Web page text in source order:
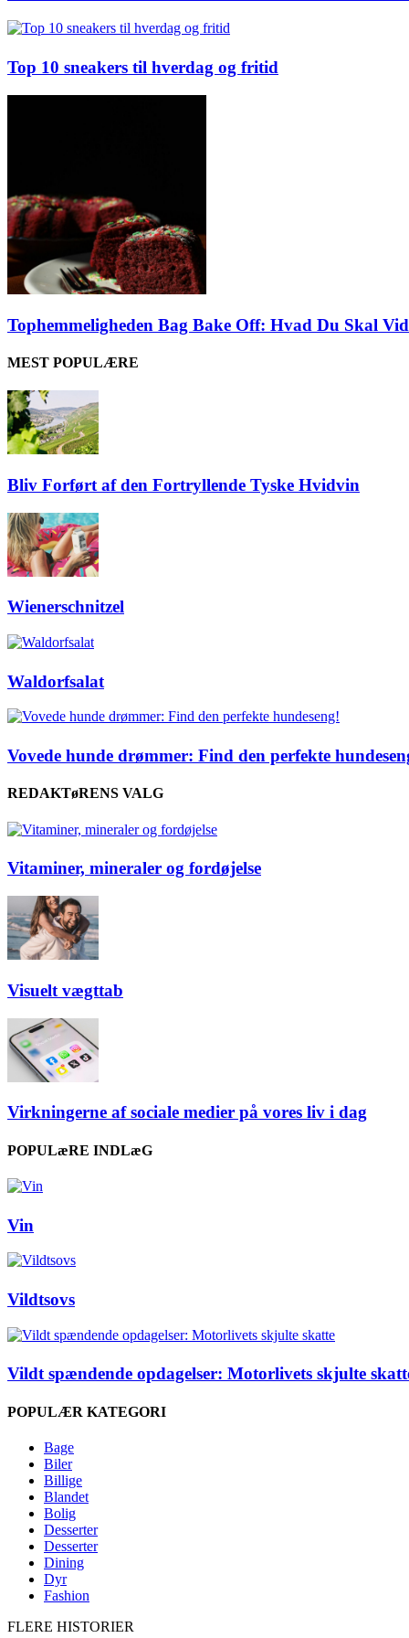
Top 10 sneakers til hverdag og fritid
Tophemmeligheden Bag Bake Off: Hvad Du Skal
MEST POPULÆRE
Bliv Forført af den Fortryllende Tyske Hvidvin
Wienerschnitzel
Waldorfsalat
Vovede hunde drømmer: Find den perfekte
REDAKTøRENS VALG
Vitaminer, mineraler og fordøjelse
Visuelt vægttab
Virkningerne af sociale medier på vores liv i dag
POPULæRE INDLæG
Vin
Vildtsovs
Vildt spændende opdagelser: Motorlivets skjulte
POPULÆR KATEGORI
Bage
Biler
Billige
Blandet
Bolig
Desserter
Desserter
Dining
Dyr
Fashion
FLERE HISTORIER